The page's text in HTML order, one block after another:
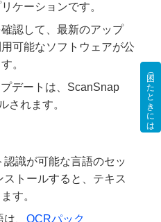
ケーションです。
認して、最新のアップ
可能なソフトウェアが公
。
デートは、ScanSnap
されます。
識が可能な言語のセッ
ストールすると、テキス
す。
、 OCRパック
困ったときには